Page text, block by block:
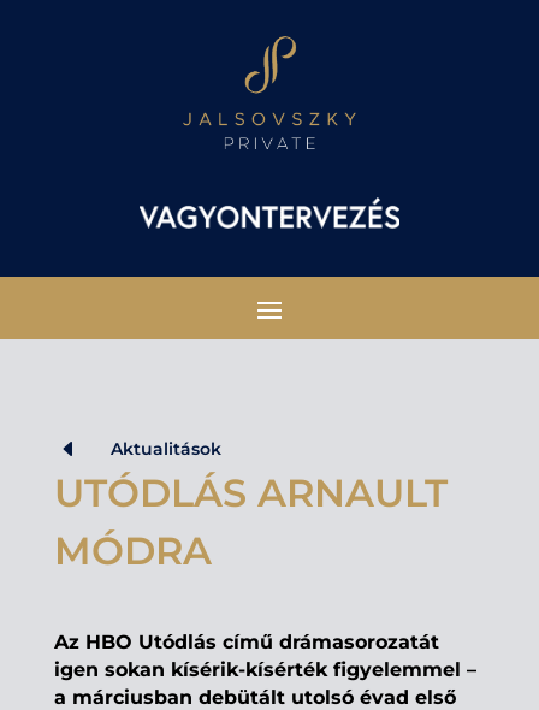
D Aktualitások
UTÓDLÁS ARNAULT
MÓDRA
Az HBO Utódlás című drámasorozatát
igen sokan kísérik-kísérték figyelemmel –
a márciusban debütált utolsó évad első